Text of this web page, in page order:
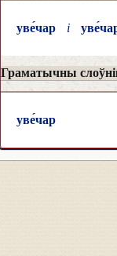
уве́чар і
Граматычны
уве́чар